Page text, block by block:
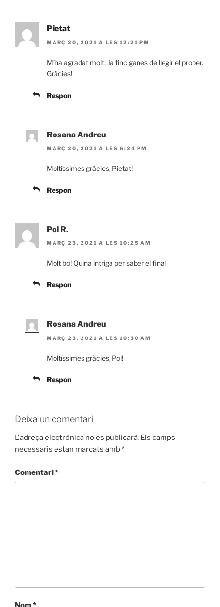
Pietat
MARÇ 20, 2021 A LES 12:21 PM
M’ha agradat molt. Ja tinc ganes de llegir el proper.
Gràcies!
Respon
Rosana Andreu
MARÇ 20, 2021 A LES 6:24 PM
Moltíssimes gràcies, Pietat!
Respon
Pol R.
MARÇ 23, 2021 A LES 10:25 AM
Molt bo! Quina intriga per saber el final
Respon
Rosana Andreu
MARÇ 23, 2021 A LES 10:30 AM
Moltíssimes gràcies, Pol!
Respon
Deixa un comentari
L'adreça electrònica no es publicarà. Els camps
necessaris estan marcats amb*
Comentari*
Nom*